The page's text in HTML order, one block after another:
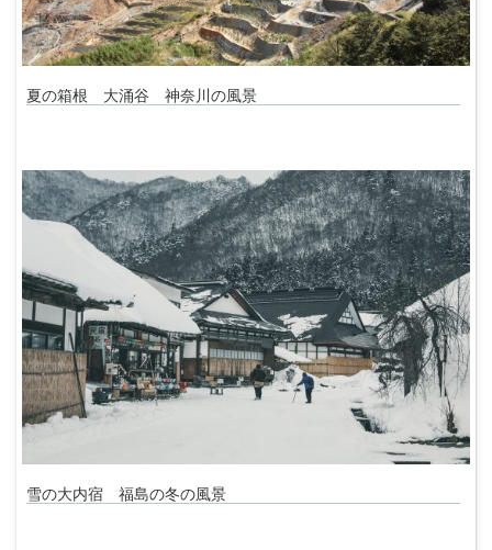
夏の箱根 大涌谷 神奈川の風景
雪の大内宿 福島の冬の風景